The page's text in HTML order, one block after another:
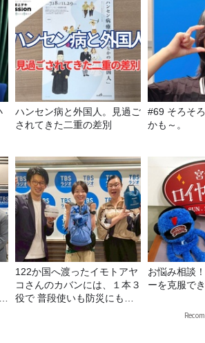
ハンセン病と外国人。見過ご
されてきた二重の差別
#69 そろそ
かも～。
122か国へ渡ったイモトアヤ
コさんのカバンには、１本３
役で 普段使いも防災にもな
お悩み相談
ーを克服で